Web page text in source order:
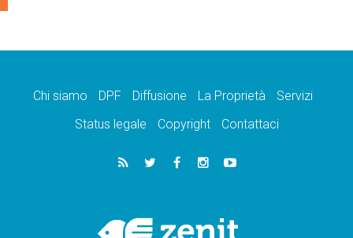
Chi siamo DPF Diffusione La Proprietà
Servizi
Status legale
Copyright Contattaci